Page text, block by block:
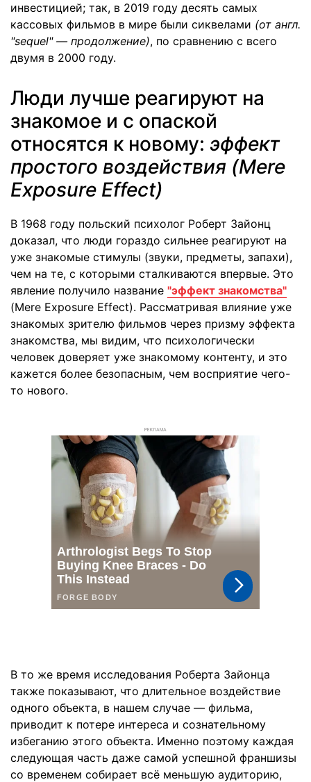
инвестицией; так, в 2019 году десять самых
кассовых фильмов в мире были сиквелами (от англ.
"sequel" — продолжение), по сравнению с всего
двумя в 2000 году.
Люди лучше реагируют на
знакомое и с опаской
относятся к новому: эффект
простого воздействия (Mere
Exposure Effect)
В 1968 году польский психолог Роберт Зайонц
доказал, что люди гораздо сильнее реагируют на
уже знакомые стимулы (звуки, предметы, запахи),
чем на те, с которыми сталкиваются впервые. Это
явление получило название "эффект знакомства"
(Mere Exposure Effect). Рассматривая влияние уже
знакомых зрителю фильмов через призму эффекта
знакомства, мы видим, что психологически
человек доверяет уже знакомому контенту, и это
кажется более безопасным, чем восприятие чего-
то нового.
РЕКЛАМА
В то же время исследования Роберта Зайонца
также показывают, что длительное воздействие
одного объекта, в нашем случае — фильма,
приводит к потере интереса и сознательному
избеганию этого объекта. Именно поэтому каждая
следующая часть даже самой успешной франшизы
со временем собирает всё меньшую аудиторию,